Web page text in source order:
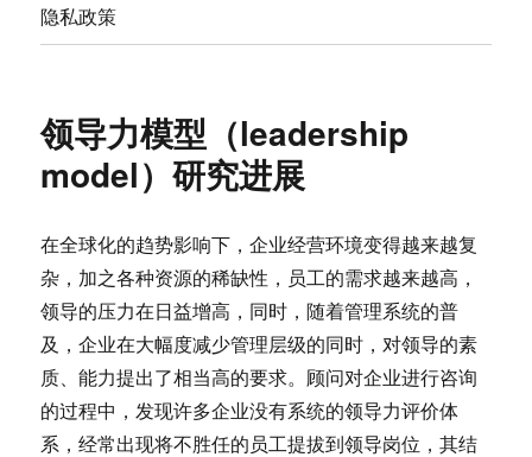
隐私政策
领导力模型（leadership
model）研究进展
在全球化的趋势影响下，企业经营环境变得越来越复
杂，加之各种资源的稀缺性，员工的需求越来越高，
领导的压力在日益增高，同时，随着管理系统的普
及，企业在大幅度减少管理层级的同时，对领导的素
质、能力提出了相当高的要求。 顾问对企业进行咨询
的过程中，发现许多企业没有系统的领导力评价体
系，经常出现将不胜任的员工提拔到领导岗位，其结